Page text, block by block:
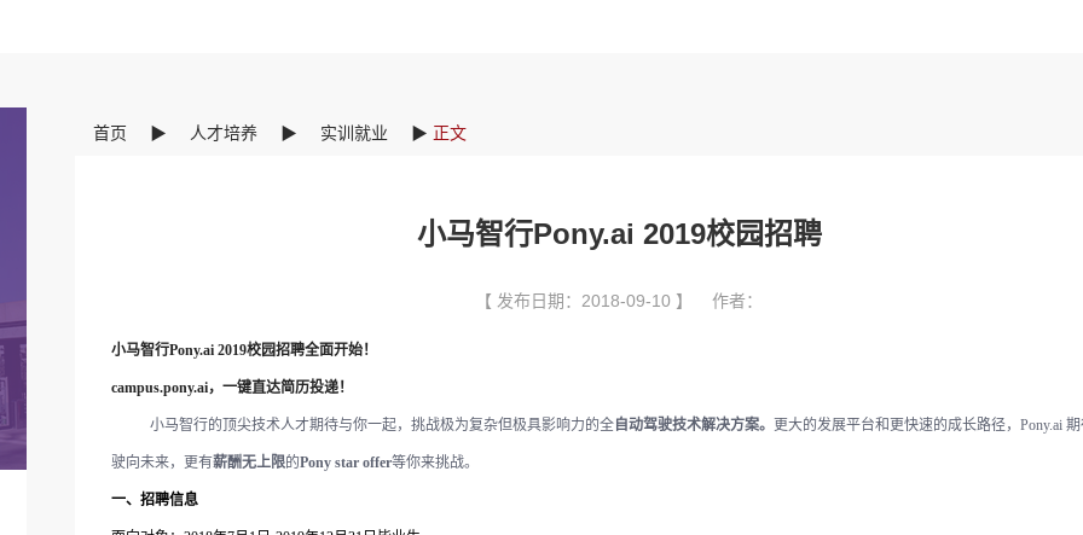
首页 ▶ 人才培养 ▶ 实训就业 ▶ 正文
小马智行Pony.ai 2019校园招聘
【 发布日期：2018-09-10 】 作者：
小马智行Pony.ai 2019校园招聘全面开始！
campus.pony.ai，一键直达简历投递！
小马智行的顶尖技术人才期待与你一起，挑战极为复杂但极具影响力的全 自动驾驶技术解决方案。 更大的发展平台和更快速的成长路径， Pony.ai
驶向未来，更有薪酬无上限的Pony star offer等你来挑战。
一、招聘信息